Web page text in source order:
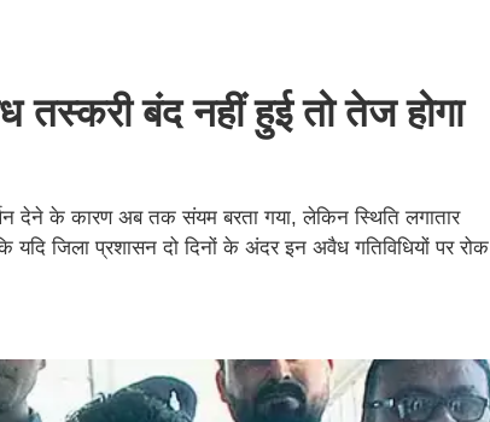
बंद नहीं हुई तो तेज होगा
देने के कारण अब तक संयम बरता गया, लेकिन स्थिति लगातार
यदि जिला प्रशासन दो दिनों के अंदर इन अवैध गतिविधियों पर रोक